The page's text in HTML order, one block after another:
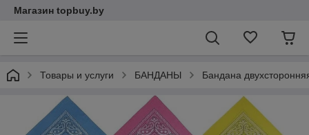
Магазин topbuy.by
Товары и услуги БАНДАНЫ Бандана